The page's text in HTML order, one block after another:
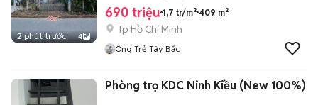
2 phút trước 4
690 triệu 1,7 tr/m² 409 m²
Tp Hồ Chí Minh
Ông Trẻ Tây Bắc
Phòng trọ KDC Ninh Kiều (New 100%)